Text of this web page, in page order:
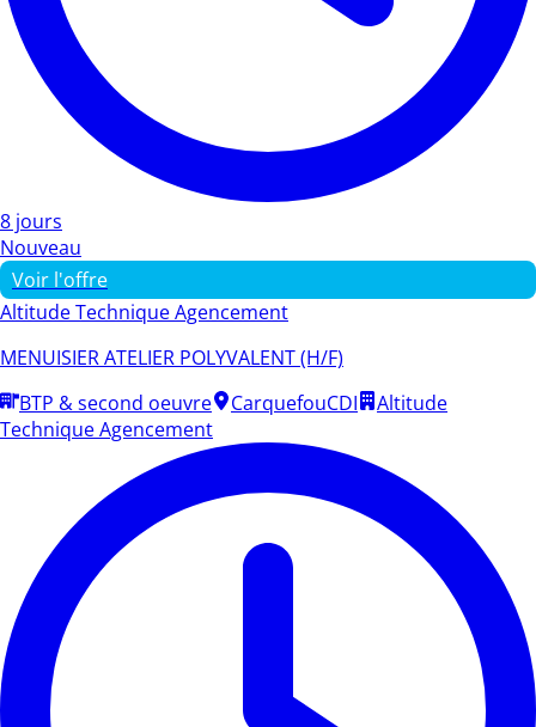
8 jours
Nouveau
Voir l'offre
Altitude Technique Agencement
MENUISIER ATELIER POLYVALENT (H/F)
BTP & second oeuvre
CarquefouCDI
Altitude
Technique Agencement